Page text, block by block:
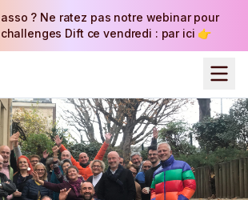
? Ne ratez pas notre webinar pour
Dift ce vendredi : par ici 👉